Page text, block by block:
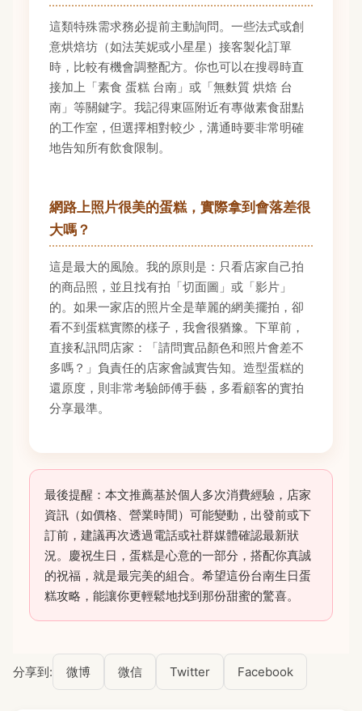
這類特殊需求務必提前主動詢問。一些法式或創
意烘焙坊（如法芙妮或小星星）接客製化訂單
時，比較有機會調整配方。你也可以在搜尋時直
接加上「素食 蛋糕 台南」或「無麩質 烘焙 台
南」等關鍵字。我記得東區附近有專做素食甜點
的工作室，但選擇相對較少，溝通時要非常明確
地告知所有飲食限制。
網路上照片很美的蛋糕，實際拿到會落差很
大嗎？
這是最大的風險。我的原則是：只看店家自己拍
的商品照，並且找有拍「切面圖」或「影片」
的。如果一家店的照片全是華麗的網美擺拍，卻
看不到蛋糕實際的樣子，我會很猶豫。下單前，
直接私訊問店家：「請問實品顏色和照片會差不
多嗎？」負責任的店家會誠實告知。造型蛋糕的
還原度，則非常考驗師傅手藝，多看顧客的實拍
分享最準。
最後提醒：本文推薦基於個人多次消費經驗，店家
資訊（如價格、營業時間）可能變動，出發前或下
訂前，建議再次透過電話或社群媒體確認最新狀
況。慶祝生日，蛋糕是心意的一部分，搭配你真誠
的祝福，就是最完美的組合。希望這份台南生日蛋
糕攻略，能讓你更輕鬆地找到那份甜蜜的驚喜。
分享到: 微博 微信 Twitter Facebook